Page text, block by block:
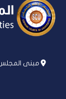
مبنى المجلس